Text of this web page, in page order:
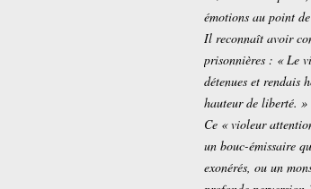
émotions au point
Il reconnaît avoir
prisonnières : « Le
détenues et rendais
hauteur de liberté. »
Ce « violeur
un bouc-émissaire
exonérés, ou un